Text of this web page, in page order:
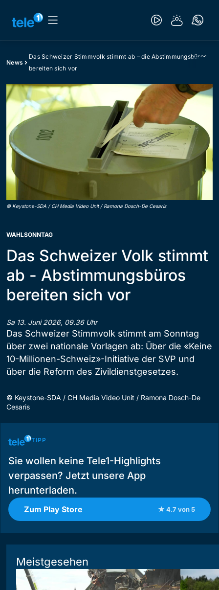
News
Das Schweizer Stimmvolk stimmt ab – die Abstimmungsbüros
bereiten sich vor
© Keystone-SDA / CH Media Video Unit / Ramona Dosch-De Cesaris
WAHLSONNTAG
Das Schweizer Volk stimmt
ab - Abstimmungsbüros
bereiten sich vor
Sa 13. Juni 2026, 09.36 Uhr
Das Schweizer Stimmvolk stimmt am Sonntag
über zwei nationale Vorlagen ab: Über die «Keine
10-Millionen-Schweiz»-Initiative der SVP und
über die Reform des Zivildienstgesetzes.
© Keystone-SDA / CH Media Video Unit / Ramona Dosch-De
Cesaris
TIPP
Sie wollen keine Tele1-Highlights
verpassen? Jetzt unsere App
herunterladen.
Zum Play Store ★ 4.7 von 5
Meistgesehen